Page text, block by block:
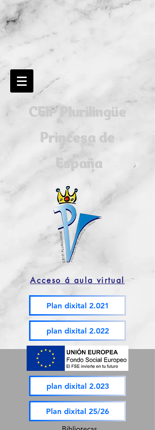
CEIP Plurilingüe
Princesa de
España
Acceso á aula virtual
Plan dixital 2.021
plan dixital 2.022
plan dixital 2.023
Plan dixital 25/26